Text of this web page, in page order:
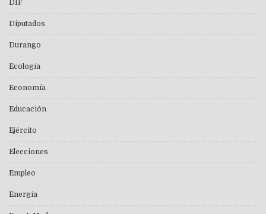
DIF
Diputados
Durango
Ecología
Economía
Educación
Ejército
Elecciones
Empleo
Energía